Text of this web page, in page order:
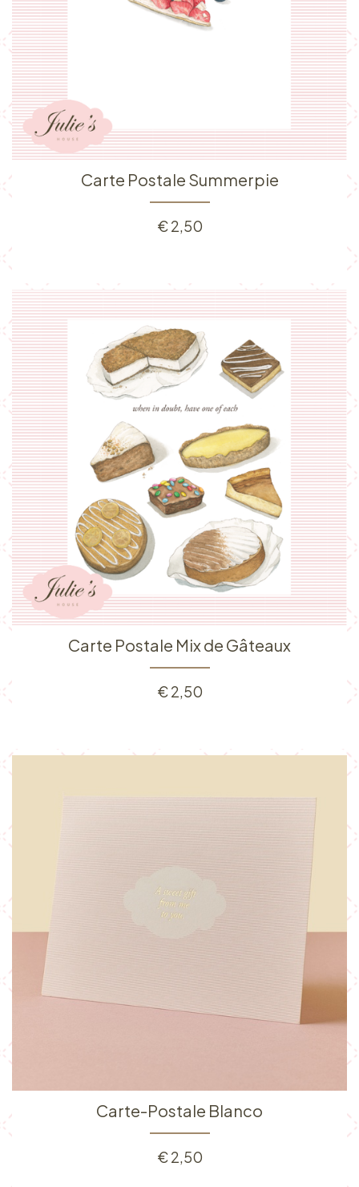
Carte Postale Summerpie
€2,50
Carte Postale Mix de Gâteaux
€2,50
Carte-Postale Blanco
€2,50